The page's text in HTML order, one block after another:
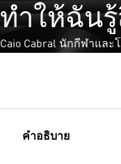
ทำให้ฉัน
Caio Cabral นักกีฬาและ
คำอธิบาย